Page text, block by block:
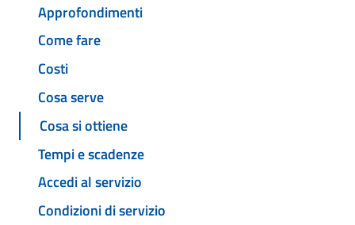
Approfondimenti
Come fare
Costi
Cosa serve
Cosa si ottiene
Tempi e scadenze
Accedi al servizio
Condizioni di servizio